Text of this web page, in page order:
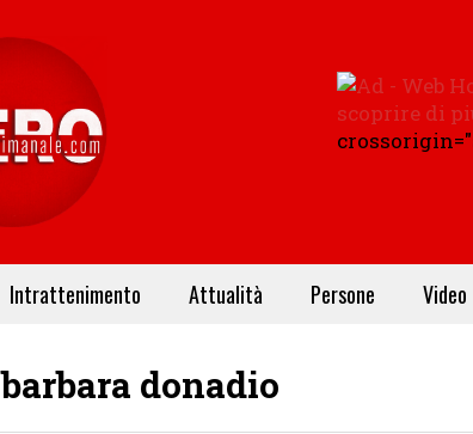
Intrattenimento Attualità Persone Video
barbara donadio